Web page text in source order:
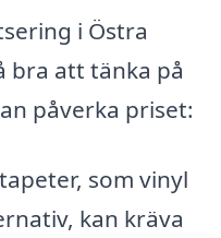
i Östra
bra att tänka på
påverka priset:
som vinyl
kan kräva